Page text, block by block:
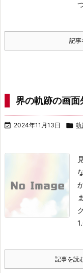
記事
界の軌跡の画面
 2024年11月13日 
記事を読